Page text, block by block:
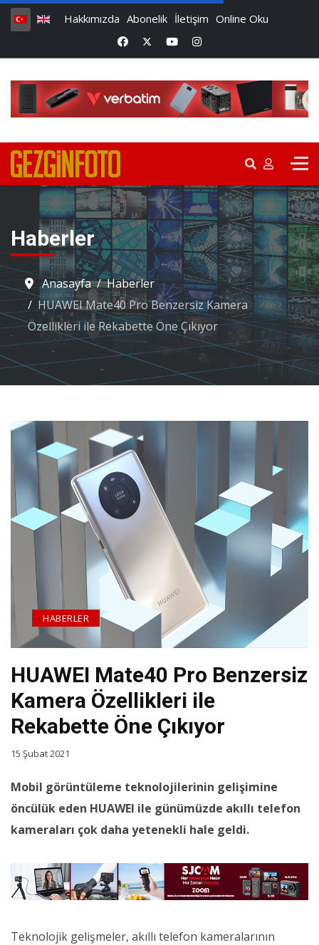
Hakkımızda Abonelik İletişim Online Oku
Haberler
Anasayfa
Haberler
HUAWEI Mate40 Pro Benzersiz Kamera
Özellikleri ile Rekabette Öne Çıkıyor
HUAWEI Mate40 Pro Benzersiz
Kamera Özellikleri ile
Rekabette Öne Çıkıyor
HABERLER
15 Şubat 2021
Mobil görüntüleme teknolojilerinin gelişimine
öncülük eden HUAWEI ile günümüzde akıllı telefon
kameraları çok daha yetenekli hale geldi.
Teknolojik gelişmeler, akıllı telefon kameralarının